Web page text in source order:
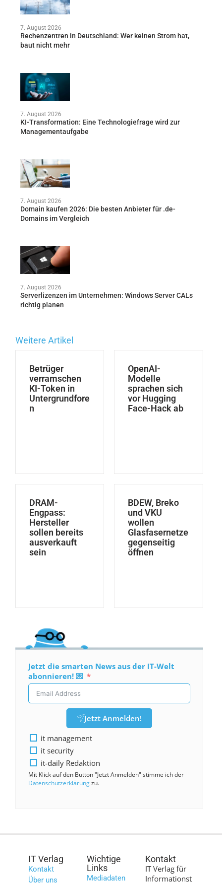
7. August 2026
Rechenzentren in Deutschland: Wer keinen Strom hat,
baut nicht mehr
7. August 2026
KI-Transformation: Eine Technologiefrage wird zur
Managementaufgabe
7. August 2026
Domain kaufen 2026: Die besten Anbieter für .de-
Domains im Vergleich
7. August 2026
Serverlizenzen im Unternehmen: Windows Server CALs
richtig planen
Weitere Artikel
Betrüger
verramschen
KI-Token in
Untergrundfore
n
OpenAI-
Modelle
sprachen sich
vor Hugging
Face-Hack ab
DRAM-
Engpass:
Hersteller
sollen bereits
ausverkauft
sein
BDEW, Breko
und VKU
wollen
Glasfasernetze
gegenseitig
öffnen
Jetzt die smarten News aus der IT-Welt
abonnieren! 💌
Jetzt Anmelden!
it management
it security
it-daily Redaktion
Mit Klick auf den Button "Jetzt Anmelden" stimme ich der
Datenschutzerklärungzu.
IT Verlag
Kontakt
Über uns
Wichtige
Links
Mediadaten
Kontakt
IT Verlag für
Informationst